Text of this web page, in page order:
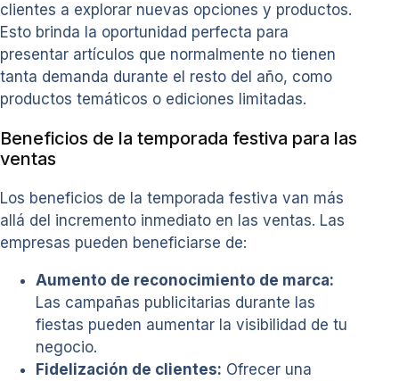
clientes a explorar nuevas opciones y productos.
Esto brinda la oportunidad perfecta para
presentar artículos que normalmente no tienen
tanta demanda durante el resto del año, como
productos temáticos o ediciones limitadas.
Beneficios de la temporada festiva para las
ventas
Los beneficios de la temporada festiva van más
allá del incremento inmediato en las ventas. Las
empresas pueden beneficiarse de:
Aumento de reconocimiento de marca:
Las campañas publicitarias durante las
fiestas pueden aumentar la visibilidad de tu
negocio.
Fidelización de clientes: Ofrecer una